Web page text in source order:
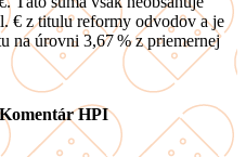
€ z titulu reformy odvodov a je
na úrovni 3,67 % z priemernej
Komentár HPI